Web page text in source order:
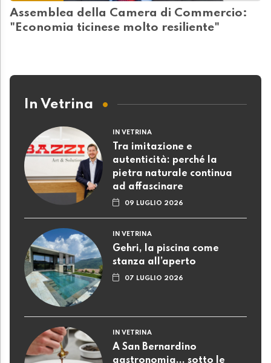
Assemblea della Camera di Commercio:
"Economia ticinese molto resiliente"
In Vetrina
IN VETRINA
Tra imitazione e
autenticità: perché la
pietra naturale continua
ad affascinare
09 LUGLIO 2026
IN VETRINA
Gehri, la piscina come
stanza all’aperto
07 LUGLIO 2026
IN VETRINA
A San Bernardino
gastronomia... sotto le